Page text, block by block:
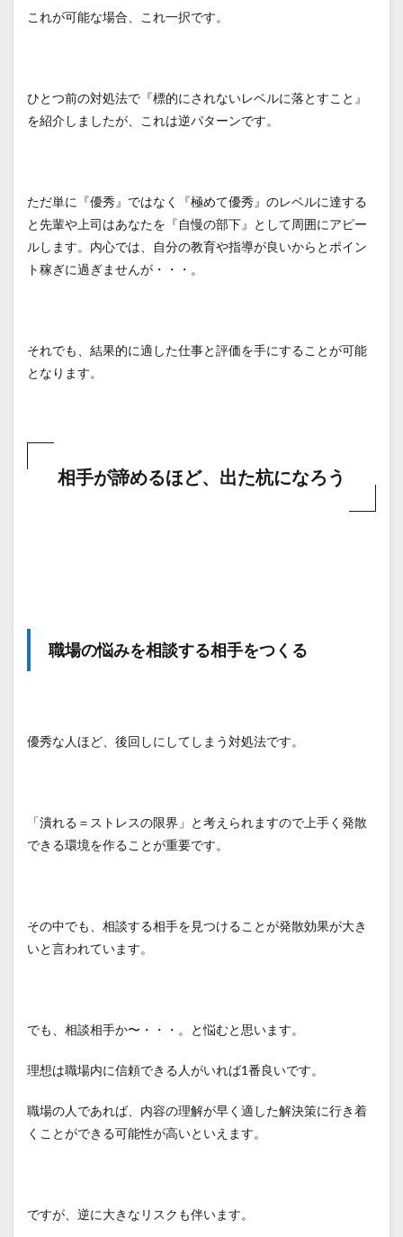
これが可能な場合、これ一択です。
ひとつ前の対処法で『標的にされないレベルに落とすこと』
を紹介しましたが、これは逆パターンです。
ただ単に『優秀』ではなく『極めて優秀』のレベルに達する
と先輩や上司はあなたを『自慢の部下』として周囲にアピー
ルします。内心では、自分の教育や指導が良いからとポイン
ト稼ぎに過ぎませんが・・・。
それでも、結果的に適した仕事と評価を手にすることが可能
となります。
相手が諦めるほど、出た杭になろう
職場の悩みを相談する相手をつくる
優秀な人ほど、後回しにしてしまう対処法です。
「潰れる＝ストレスの限界」と考えられますので上手く発散
できる環境を作ることが重要です。
その中でも、相談する相手を見つけることが発散効果が大き
いと言われています。
でも、相談相手か〜・・・。と悩むと思います。
理想は職場内に信頼できる人がいれば1番良いです。
職場の人であれば、内容の理解が早く適した解決策に行き着
くことができる可能性が高いといえます。
ですが、逆に大きなリスクも伴います。